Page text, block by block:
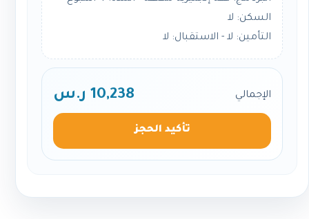
السكن: لا
التأمين: لا - الاستقبال: لا
الإجمالي 10,238 ر.س
تأكيد الحجز